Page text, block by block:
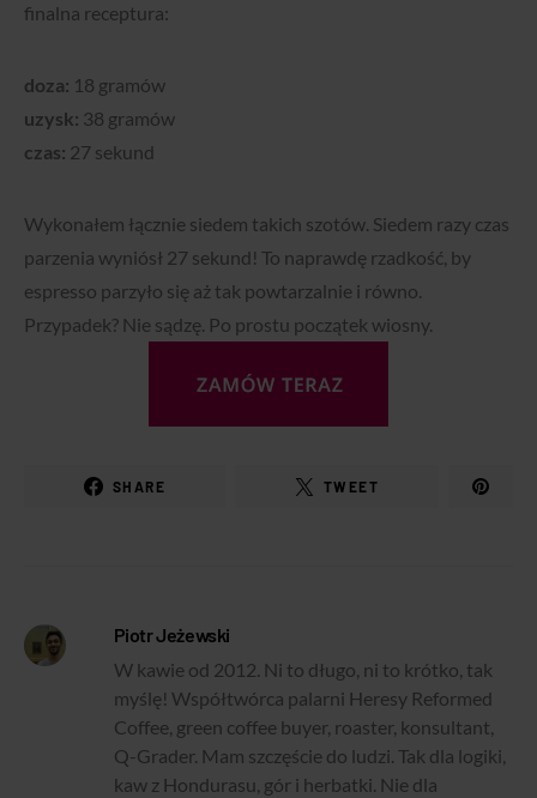
finalna receptura:
doza: 18 gramów
uzysk: 38 gramów
czas: 27 sekund
Wykonałem łącznie siedem takich szotów. Siedem razy czas
parzenia wyniósł 27 sekund! To naprawdę rzadkość, by
espresso parzyło się aż tak powtarzalnie i równo.
Przypadek? Nie sądzę. Po prostu początek wiosny.
SHARE TWEET
Piotr Jeżewski
W kawie od 2012. Ni to długo, ni to krótko, tak
myślę! Współtwórca palarni Heresy Reformed
Coffee, green coffee buyer, roaster, konsultant,
Q-Grader. Mam szczęście do ludzi. Tak dla logiki,
kaw z Hondurasu, gór i herbatki. Nie dla